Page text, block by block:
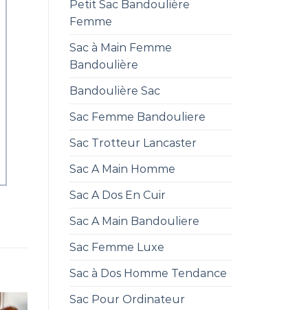
Petit Sac Bandoulière
Femme
Sac à Main Femme
Bandoulière
Bandoulière Sac
Sac Femme Bandouliere
Sac Trotteur Lancaster
Sac A Main Homme
Sac A Dos En Cuir
Sac A Main Bandouliere
Sac Femme Luxe
Sac à Dos Homme Tendance
Sac Pour Ordinateur